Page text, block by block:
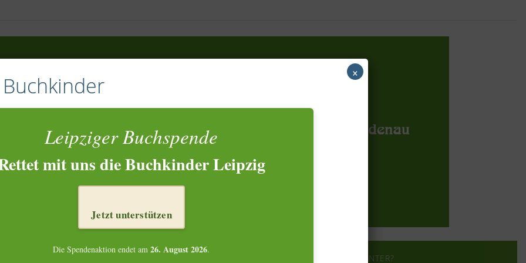
WER STECKT DAHINTER?
Leipziger Buchspende
mit uns die Buchkinder Leipzig
Jetzt unterstützen
Die Spendenaktion endet am26. August 2026.
×